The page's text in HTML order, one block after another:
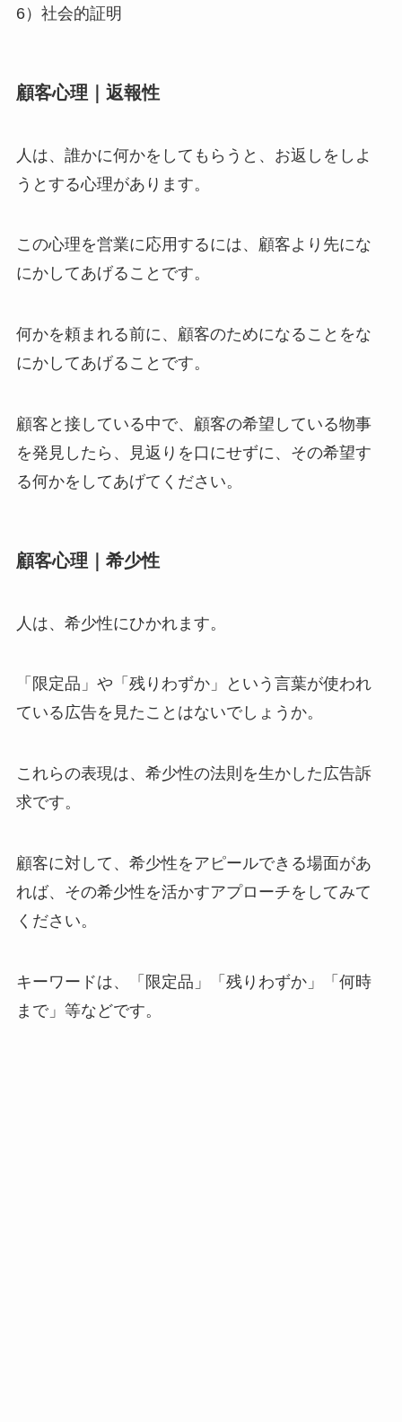
6）社会的証明
顧客心理｜返報性
人は、誰かに何かをしてもらうと、お返しをしよ
うとする心理があります。
この心理を営業に応用するには、顧客より先にな
にかしてあげることです。
何かを頼まれる前に、顧客のためになることをな
にかしてあげることです。
顧客と接している中で、顧客の希望している物事
を発見したら、見返りを口にせずに、その希望す
る何かをしてあげてください。
顧客心理｜希少性
人は、希少性にひかれます。
「限定品」や「残りわずか」という言葉が使われ
ている広告を見たことはないでしょうか。
これらの表現は、希少性の法則を生かした広告訴
求です。
顧客に対して、希少性をアピールできる場面があ
れば、その希少性を活かすアプローチをしてみて
ください。
キーワードは、「限定品」「残りわずか」「何時
まで」等などです。